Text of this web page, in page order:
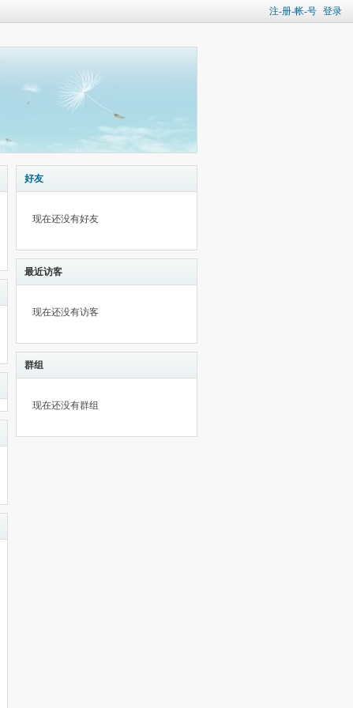
注-册-帐-号 登录
好友
现在还没有好友
最近访客
现在还没有访客
群组
现在还没有群组